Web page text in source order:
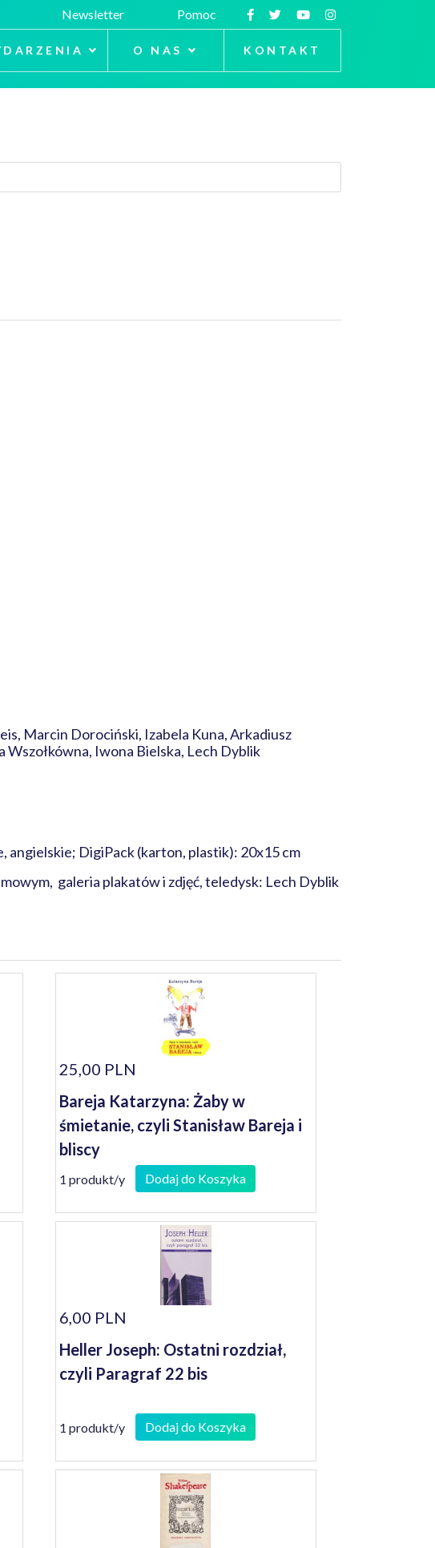
Newsletter Pomoc
O NAS KONTAKT
Marcin Dorociński, Izabela Kuna, Arkadiusz
Iwona Bielska, Lech Dyblik
angielskie; DigiPack (karton, plastik): 20x15 cm
galeria plakatów i zdjęć, teledysk: Lech Dyblik
25,00 PLN
Bareja Katarzyna: Żaby w
śmietanie, czyli Stanisław Bareja i
bliscy
1 produkt/y Dodaj do Koszyka
6,00 PLN
Heller Joseph: Ostatni rozdział,
czyli Paragraf 22 bis
1 produkt/y Dodaj do Koszyka